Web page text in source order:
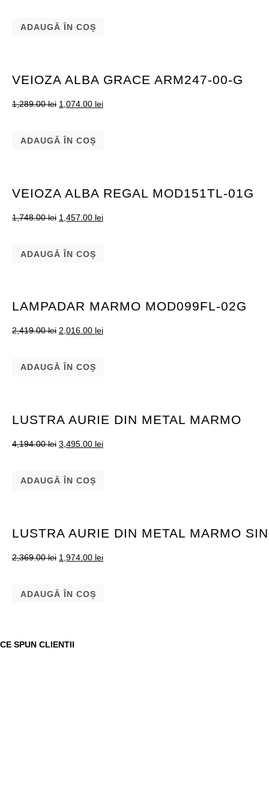
ADAUGĂ ÎN COȘ
VEIOZA ALBA GRACE ARM247-00-G
1,289.00lei 1,074.00 lei
ADAUGĂ ÎN COȘ
VEIOZA ALBA REGAL MOD151TL-01G
1,748.00lei 1,457.00 lei
ADAUGĂ ÎN COȘ
LAMPADAR MARMO MOD099FL-02G
2,419.00lei 2,016.00 lei
ADAUGĂ ÎN COȘ
LUSTRA AURIE DIN METAL MARMO
4,194.00lei 3,495.00 lei
ADAUGĂ ÎN COȘ
LUSTRA AURIE DIN METAL MARMO
2,369.00lei 1,974.00 lei
ADAUGĂ ÎN COȘ
CE SPUN CLIENTII